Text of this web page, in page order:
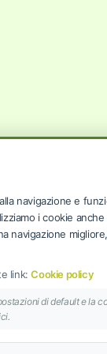
navigazione e
i cookie
navigazione
link:Cookie policy
di default e la